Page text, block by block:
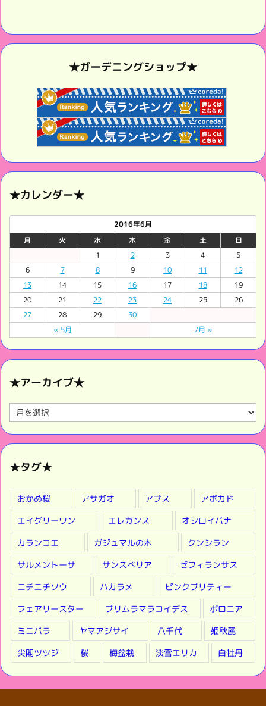
★ガーデニングショップ★
★カレンダー★
2016年6月
月
火 水 木 金 土 日
« 5月 7月 »
1 2 3 4
5
6
7 8 9 10 11
12
13
14 15 16 17 18
19
20
21 22 23 24 25
26
27
28 29 30
★アーカイブ★
★
ア
ー
カ
ブ
★タグ★
おかめ桜 アサガオ アプス
アボカド
エイグリーワン
エレガンス
オシロイバナ
カランコエ
ガジュマルの木
クンシラン
サルメントーサ
サンスベリア
ゼフィランサス
ニチニチソウ
ハカラメ
ピンクプリティー
フェアリースター
プリムラマラコイデス
ボロニア
ミニバラ
ヤマアジサイ 八千代
姫秋麗
尖閣ツツジ
桜 梅盆栽 淡雪エリカ 白牡丹